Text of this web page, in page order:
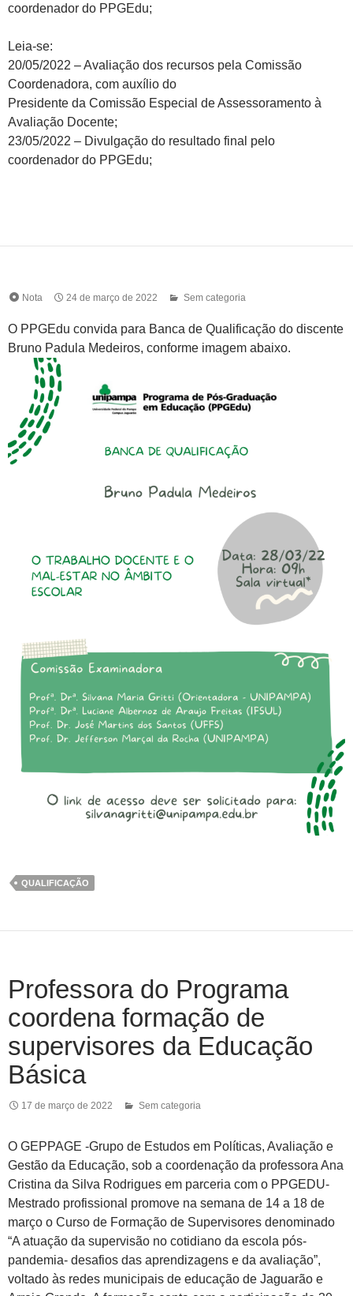
coordenador do PPGEdu;
Leia-se:
20/05/2022 – Avaliação dos recursos pela Comissão
Coordenadora, com auxílio do
Presidente da Comissão Especial de Assessoramento à
Avaliação Docente;
23/05/2022 – Divulgação do resultado final pelo
coordenador do PPGEdu;
Nota 24 de março de 2022 Sem categoria
O PPGEdu convida para Banca de Qualificação do discente
Bruno Padula Medeiros, conforme imagem abaixo.
QUALIFICAÇÃO
Professora do Programa
coordena formação de
supervisores da Educação
Básica
17 de março de 2022 Sem categoria
O GEPPAGE -Grupo de Estudos em Políticas, Avaliação e
Gestão da Educação, sob a coordenação da professora Ana
Cristina da Silva Rodrigues em parceria com o PPGEDU-
Mestrado profissional promove na semana de 14 a 18 de
março o Curso de Formação de Supervisores denominado
“A atuação da supervisão no cotidiano da escola pós-
pandemia- desafios das aprendizagens e da avaliação”,
voltado às redes municipais de educação de Jaguarão e